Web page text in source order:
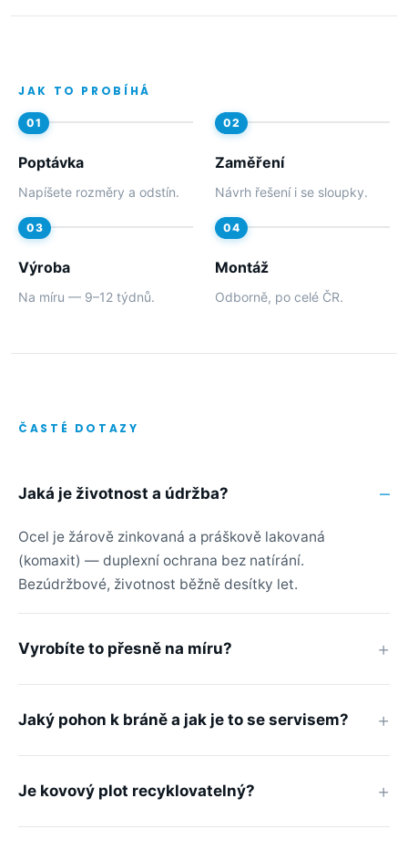
JAK TO PROBÍHÁ
Poptávka
Napíšete rozměry a odstín.
Zaměření
Návrh řešení i se sloupky.
Výroba
Na míru — 9–12 týdnů.
Montáž
Odborně, po celé ČR.
ČASTÉ DOTAZY
Jaká je životnost a údržba?
Ocel je žárově zinkovaná a práškově lakovaná
(komaxit) — duplexní ochrana bez natírání.
Bezúdržbové, životnost běžně desítky let.
Vyrobíte to přesně na míru?
Jaký pohon k bráně a jak je to se servisem?
Je kovový plot recyklovatelný?